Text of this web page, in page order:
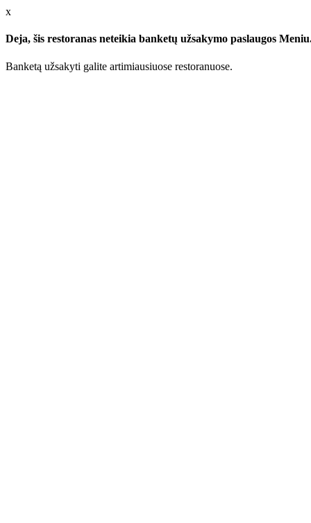
x
Deja, šis restoranas neteikia banketų užsakymo paslaugos
Banketą užsakyti galite artimiausiuose restoranuose.